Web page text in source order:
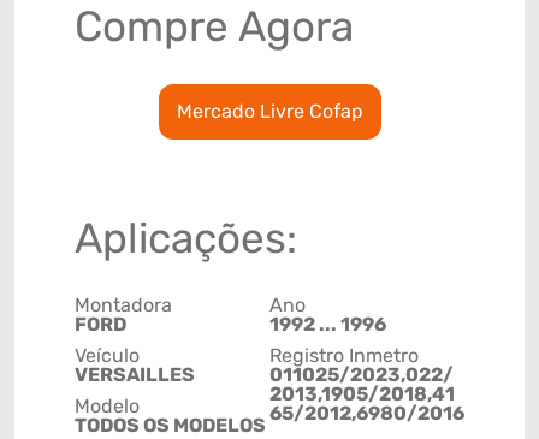
Compre Agora
Mercado Livre Cofap
Aplicações:
Montadora
FORD
Veículo
VERSAILLES
Modelo
TODOS OS MODELOS
Ano
1992 ... 1996
Registro Inmetro
011025/2023,022/
2013,1905/2018,41
65/2012,6980/2016